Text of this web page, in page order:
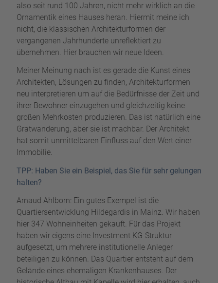
also seit rund 100 Jahren, nicht mehr wirklich an die
Ornamentik eines Hauses heran. Hiermit meine ich
nicht, die klassischen Architekturformen der
vergangenen Jahrhunderte unreflektiert zu
übernehmen. Hier brauchen wir neue Ideen.
Meiner Meinung nach ist es gerade die Kunst eines
Architekten, Lösungen zu finden, Architekturformen
neu interpretieren um auf die Bedürfnisse der Zeit und
ihrer Bewohner einzugehen und gleichzeitig keine
großen Mehrkosten produzieren. Das ist natürlich eine
Gratwanderung, aber sie ist machbar. Der Architekt
hat somit unmittelbaren Einfluss auf den Wert einer
Immobilie.
TPP: Haben Sie ein Beispiel, das Sie für sehr gelungen
halten?
Arnaud Ahlborn: Ein gutes Exempel ist die
Quartiersentwicklung Hildegardis in Mainz. Wir haben
hier 347 Wohneinheiten gekauft. Für das Projekt
haben wir eigens eine Investment KG-Struktur
aufgesetzt, um mehrere institutionelle Anleger
beteiligen zu können. Das Quartier entsteht auf dem
Gelände eines ehemaligen Krankenhauses. Der